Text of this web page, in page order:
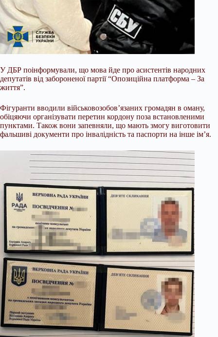
У ДБР поінформували, що мова йде про асистентів народних
депутатів від забороненої партії “Опозиційна платформа – За
життя”.
Фігуранти вводили військовозобов’язаних громадян в оману,
обіцяючи організувати перетин кордону поза встановленими
пунктами. Також вони запевняли, що мають змогу виготовити
фальшиві документи про інвалідність та паспорти на інше ім’я.